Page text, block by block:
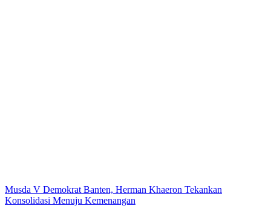
Musda V Demokrat Banten, Herman Khaeron Tekankan
Konsolidasi Menuju Kemenangan